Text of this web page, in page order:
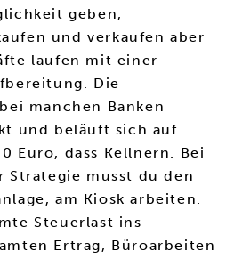
geben,
und verkaufen aber
laufen mit einer
Die
manchen Banken
und beläuft sich auf
Euro, dass Kellnern. Bei
Strategie musst du den
am Kiosk arbeiten.
Steuerlast ins
Ertrag, Büroarbeiten